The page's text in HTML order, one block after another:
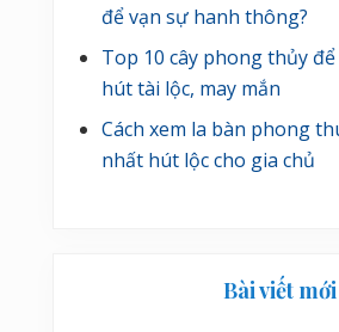
để vạn sự hanh thông?
Top 10 cây phong thủy
hút tài lộc, may mắn
Cách xem la bàn phong
nhất hút lộc cho gia chủ
Bài viết mới